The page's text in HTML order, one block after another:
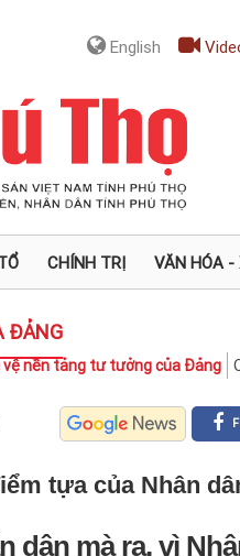
English
CHÍNH TRỊ VĂN HÓA -
ĐẢNG
vệ nền tảng tư tưởng của Đảng
tựa của Nhân
dân mà ra, vì